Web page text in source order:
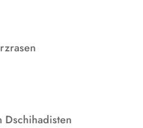
Dschihadisten